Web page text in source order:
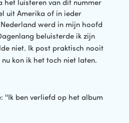
het luisteren van dit nummer
uit Amerika of in ieder
werd in mijn hoofd
beluisterde ik zijn
niet. Ik post praktisch nooit
kon ik het toch niet laten.
''Ik ben verliefd op het album